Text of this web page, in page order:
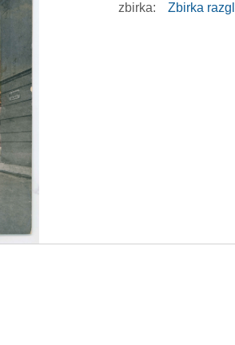
zbirka:
Zbirka